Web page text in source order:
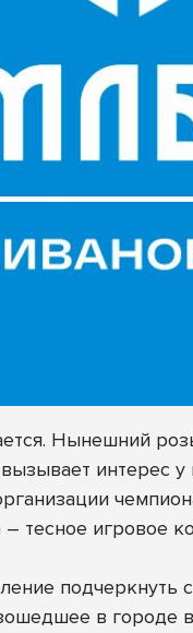
Нынешний
интерес
– тесное
в городе